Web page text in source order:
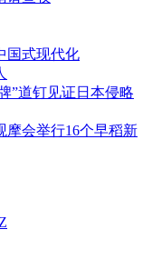
国式现代化
”道钉见证日本侵略
摩会举行16个早稻新